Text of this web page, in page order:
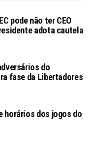
pode não ter CEO
adota cautela
do
fase da Libertadores
horários dos jogos do